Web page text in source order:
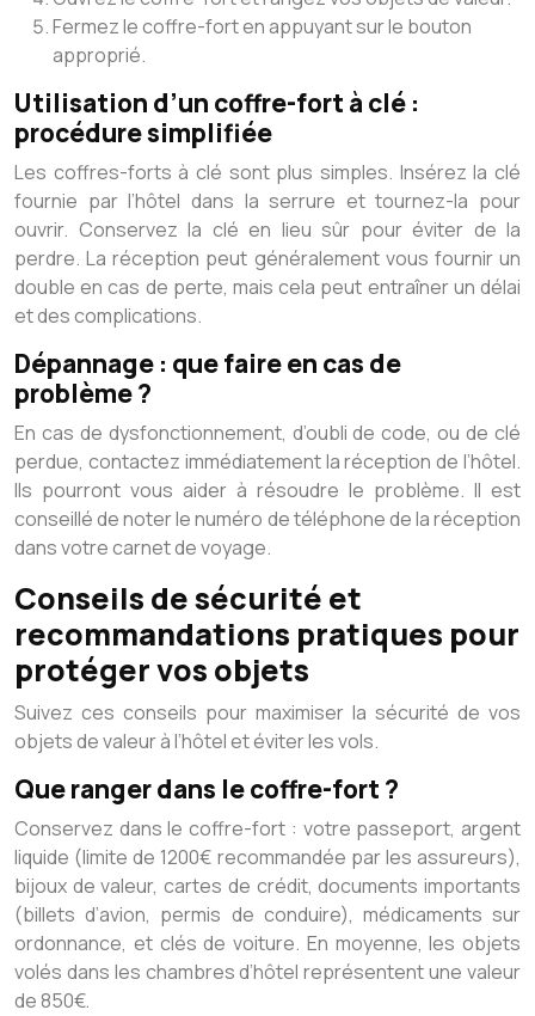
Fermez le coffre-fort en appuyant sur le bouton
approprié.
Utilisation d’un coffre-fort à clé :
procédure simplifiée
Les coffres-forts à clé sont plus simples. Insérez la clé
fournie par l’hôtel dans la serrure et tournez-la pour
ouvrir. Conservez la clé en lieu sûr pour éviter de la
perdre. La réception peut généralement vous fournir un
double en cas de perte, mais cela peut entraîner un délai
et des complications.
Dépannage : que faire en cas de
problème ?
En cas de dysfonctionnement, d’oubli de code, ou de clé
perdue, contactez immédiatement la réception de l’hôtel.
Ils pourront vous aider à résoudre le problème. Il est
conseillé de noter le numéro de téléphone de la réception
dans votre carnet de voyage.
Conseils de sécurité et
recommandations pratiques pour
protéger vos objets
Suivez ces conseils pour maximiser la sécurité de vos
objets de valeur à l’hôtel et éviter les vols.
Que ranger dans le coffre-fort ?
Conservez dans le coffre-fort : votre passeport, argent
liquide (limite de 1200€ recommandée par les assureurs),
bijoux de valeur, cartes de crédit, documents importants
(billets d’avion, permis de conduire), médicaments sur
ordonnance, et clés de voiture. En moyenne, les objets
volés dans les chambres d’hôtel représentent une valeur
de 850€.